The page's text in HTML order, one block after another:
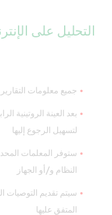
التحليل على
جميع معلومات التقارير
بعد العينة الروتينية
لتسهيل الرجوع إليها
ستوفر المعلمات
النظام و/أو الجهاز
سيتم تقديم التوصيات
المتفق عليها